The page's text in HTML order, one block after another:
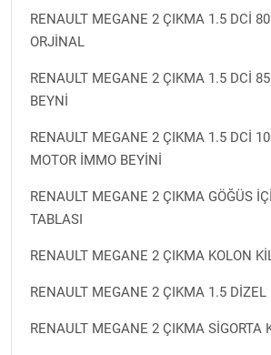
RENAULT MEGANE 2 ÇIKMA 1.5 DCİ
ORJİNAL
RENAULT MEGANE 2 ÇIKMA 1.5 DCİ
BEYNİ
RENAULT MEGANE 2 ÇIKMA 1.5 DCİ
MOTOR İMMO BEYİNİ
RENAULT MEGANE 2 ÇIKMA GÖĞÜS
TABLASI
RENAULT MEGANE 2 ÇIKMA KOLON
RENAULT MEGANE 2 ÇIKMA 1.5 DİZEL
RENAULT MEGANE 2 ÇIKMA SİGORTA